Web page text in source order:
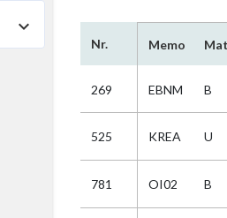
Nr. Memo
269 EBNM B
525 KREA U
781 OI02 B